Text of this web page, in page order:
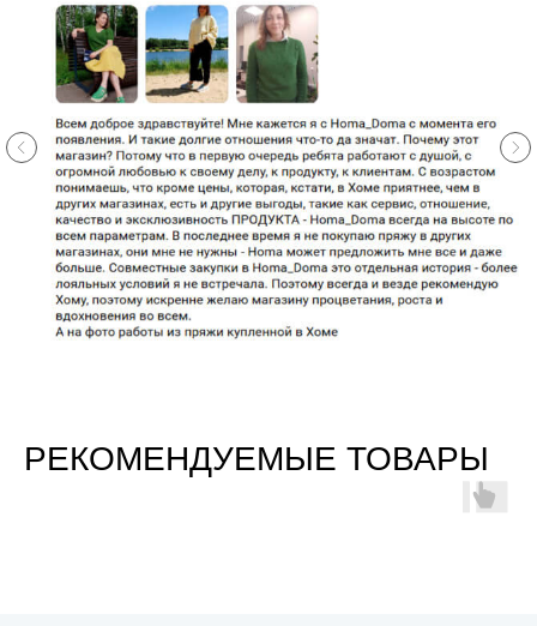
РЕКОМЕНДУЕМЫЕ ТОВАРЫ